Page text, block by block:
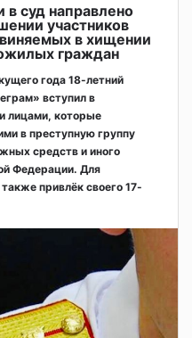
в суд направлено
участников
в хищении
граждан
года 18-летний
вступил в
лицами, которые
в преступную группу
средств и иного
Федерации. Для
привлёк своего 17-